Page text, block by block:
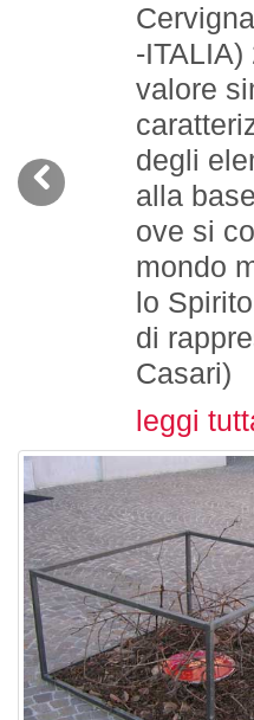
-ITALIA)
valore
degli
alla
ove si
mondo
lo
di
Casari)
leggi